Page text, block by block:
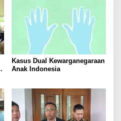
Kasus Dual Kewarganegaraan
Anak Indonesia